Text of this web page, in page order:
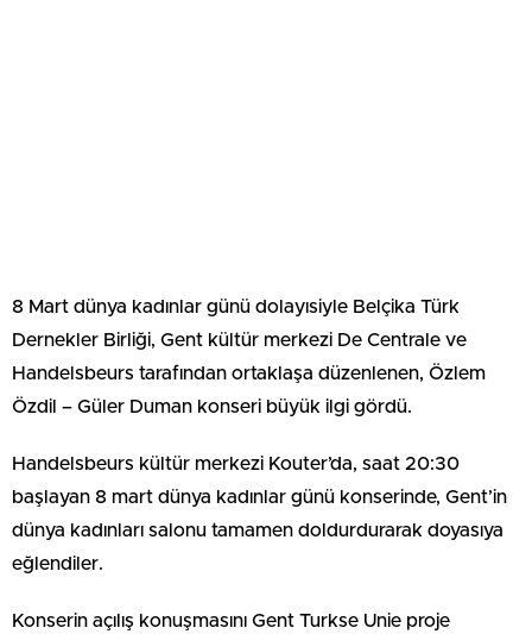
8 Mart dünya kadınlar günü dolayısiyle Belçika Türk
Dernekler Birliği, Gent kültür merkezi De Centrale ve
Handelsbeurs tarafından ortaklaşa düzenlenen, Özlem
Özdil – Güler Duman konseri büyük ilgi gördü.
Handelsbeurs kültür merkezi Kouter’da, saat 20:30
başlayan 8 mart dünya kadınlar günü konserinde, Gent’in
dünya kadınları salonu tamamen doldurdurarak doyasıya
eğlendiler.
Konserin açılış konuşmasını Gent Turkse Unie proje